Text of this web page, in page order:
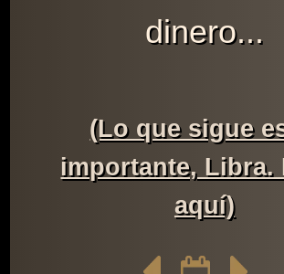
dinero...
(Lo que sigue
importante, Libra.
aquí)